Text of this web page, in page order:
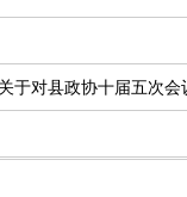
于对县政协十届五次